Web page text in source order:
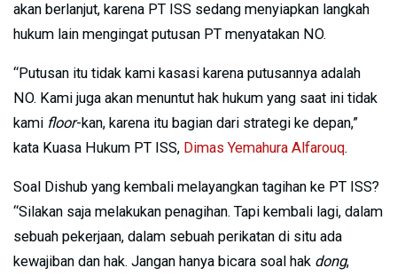
akan berlanjut, karena PT ISS sedang menyiapkan langkah
hukum lain mengingat putusan PT menyatakan NO.
“Putusan itu tidak kami kasasi karena putusannya adalah
NO. Kami juga akan menuntut hak hukum yang saat ini tidak
kami floor-kan, karena itu bagian dari strategi ke depan,”
kata Kuasa Hukum PT ISS, Dimas Yemahura Alfarouq.
Soal Dishub yang kembali melayangkan tagihan ke PT ISS?
“Silakan saja melakukan penagihan. Tapi kembali lagi, dalam
sebuah pekerjaan, dalam sebuah perikatan di situ ada
kewajiban dan hak. Jangan hanya bicara soal hak dong,